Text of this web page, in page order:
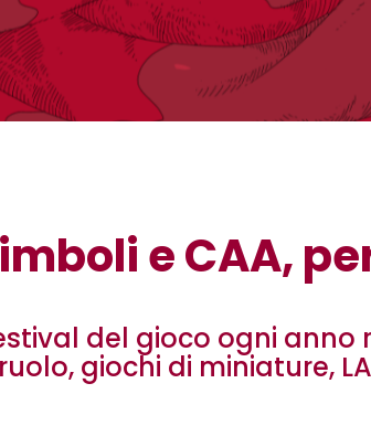
e CAA,
del gioco ogni
giochi di miniature,